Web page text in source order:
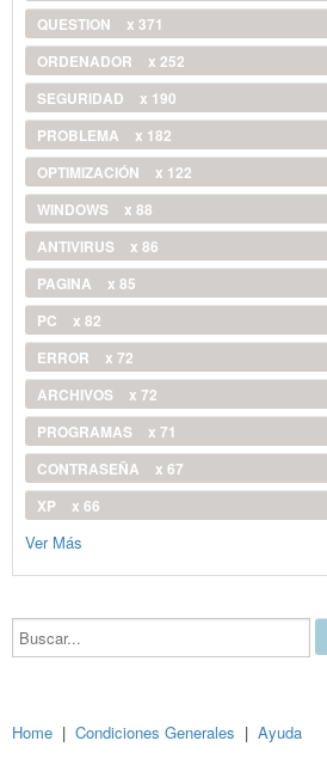
QUESTION
x 371
ORDENADOR
x 252
SEGURIDAD
x 190
PROBLEMA
x 182
OPTIMIZACIÓN
x 122
WINDOWS
x 88
ANTIVIRUS
x 86
PAGINA
x 85
PC
x 82
ERROR
x 72
ARCHIVOS
x 72
PROGRAMAS
x 71
CONTRASEÑA
x 67
XP
x 66
Ver Más
Buscar...
Home | Condiciones Generales | Ayuda